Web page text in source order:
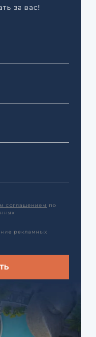
за вас!
соглашением по
рекламных